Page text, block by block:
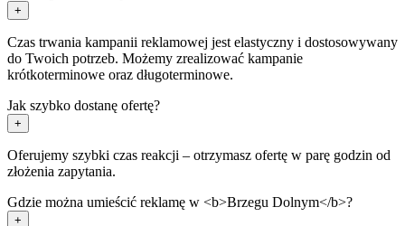
+
Czas trwania kampanii reklamowej jest elastyczny i dostosowywany
do Twoich potrzeb. Możemy zrealizować kampanie
krótkoterminowe oraz długoterminowe.
Jak szybko dostanę ofertę?
+
Oferujemy szybki czas reakcji – otrzymasz ofertę w parę godzin od
złożenia zapytania.
Gdzie można umieścić reklamę w <b>Brzegu Dolnym</b>?
+